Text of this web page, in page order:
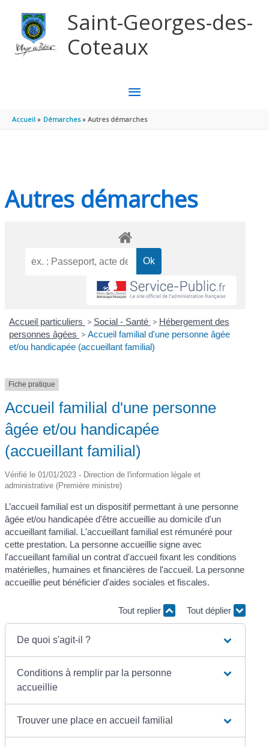
Saint-Georges-des-
Coteaux
MENU
PRINCIPAL
Accueil Démarches Autres démarches
Autres démarches
Accueil particuliers > Social - Santé > Hébergement des
personnes âgées > Accueil familial d'une personne âgée
et/ou handicapée (accueillant familial)
Fiche pratique
Accueil familial d'une personne
âgée et/ou handicapée
(accueillant familial)
Vérifié le 01/01/2023 - Direction de l'information légale et
administrative (Première ministre)
L’accueil familial est un dispositif permettant à une personne
âgée et/ou handicapée d'être accueillie au domicile d'un
accueillant familial. L'accueillant familial est rémunéré pour
cette prestation. La personne accueillie signe avec
l'accueillant familial un contrat d'accueil fixant les conditions
matérielles, humaines et financières de l'accueil. La personne
accueillie peut bénéficier d'aides sociales et fiscales.
Tout replier Tout déplier
De quoi s'agit-il ?
Conditions à remplir par la personne
accueillie
Trouver une place en accueil familial